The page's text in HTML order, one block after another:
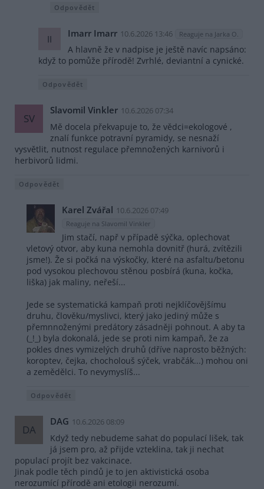
Odpovědět
II Imarr Imarr 10.6.2026 13:46 Reaguje na Jarka O.
A hlavně že v nadpise je ještě navíc napsáno:
když to pomůže přírodě! Zvrhlé, deviantní a cynické.
Odpovědět
SV
Slavomil Vinkler 10.6.2026 07:34
Mě docela překvapuje to, že vědci=ekologové ,
znalí funkce potravní pyramidy, se nesnaží
vysvětlit, nutnost regulace přemnožených karnivorů i
herbivorů lidmi.
Odpovědět
Karel Zvářal 10.6.2026 07:49
Reaguje na Slavomil Vinkler
Jim stačí, např v případě sýčka, oplechovat
vletový otvor, aby kuna nemohla dovnitř (hurá, zvítězili
jsme!). Že si počká na výskočky, které na asfaltu/betonu
pod vysokou plechovou stěnou posbírá (kuna, kočka,
liška) jak maliny, neřeší...
Jede se systematická kampaň proti nejklíčovějšímu
druhu, člověku/myslivci, který jako jediný může s
přemnnoženými predátory zásadněji pohnout. A aby ta
(_!_) byla dokonalá, jede se proti nim kampaň, že za
pokles dnes vymizelých druhů (dříve naprosto běžných:
koroptev, čejka, chocholouš sýček, vrabčák...) mohou oni
a zemědělci. To nevymyslíš...
Odpovědět
DA
DAG 10.6.2026 08:09
Když tedy nebudeme sahat do populací lišek, tak
já jsem pro, až přijde vzteklina, tak ji nechat
populací projít bez vakcinace.
Jinak podle těch pindů je to jen aktivistická osoba
nerozumící přírodě ani etologii nerozumí.